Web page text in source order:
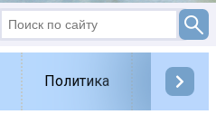
Политика